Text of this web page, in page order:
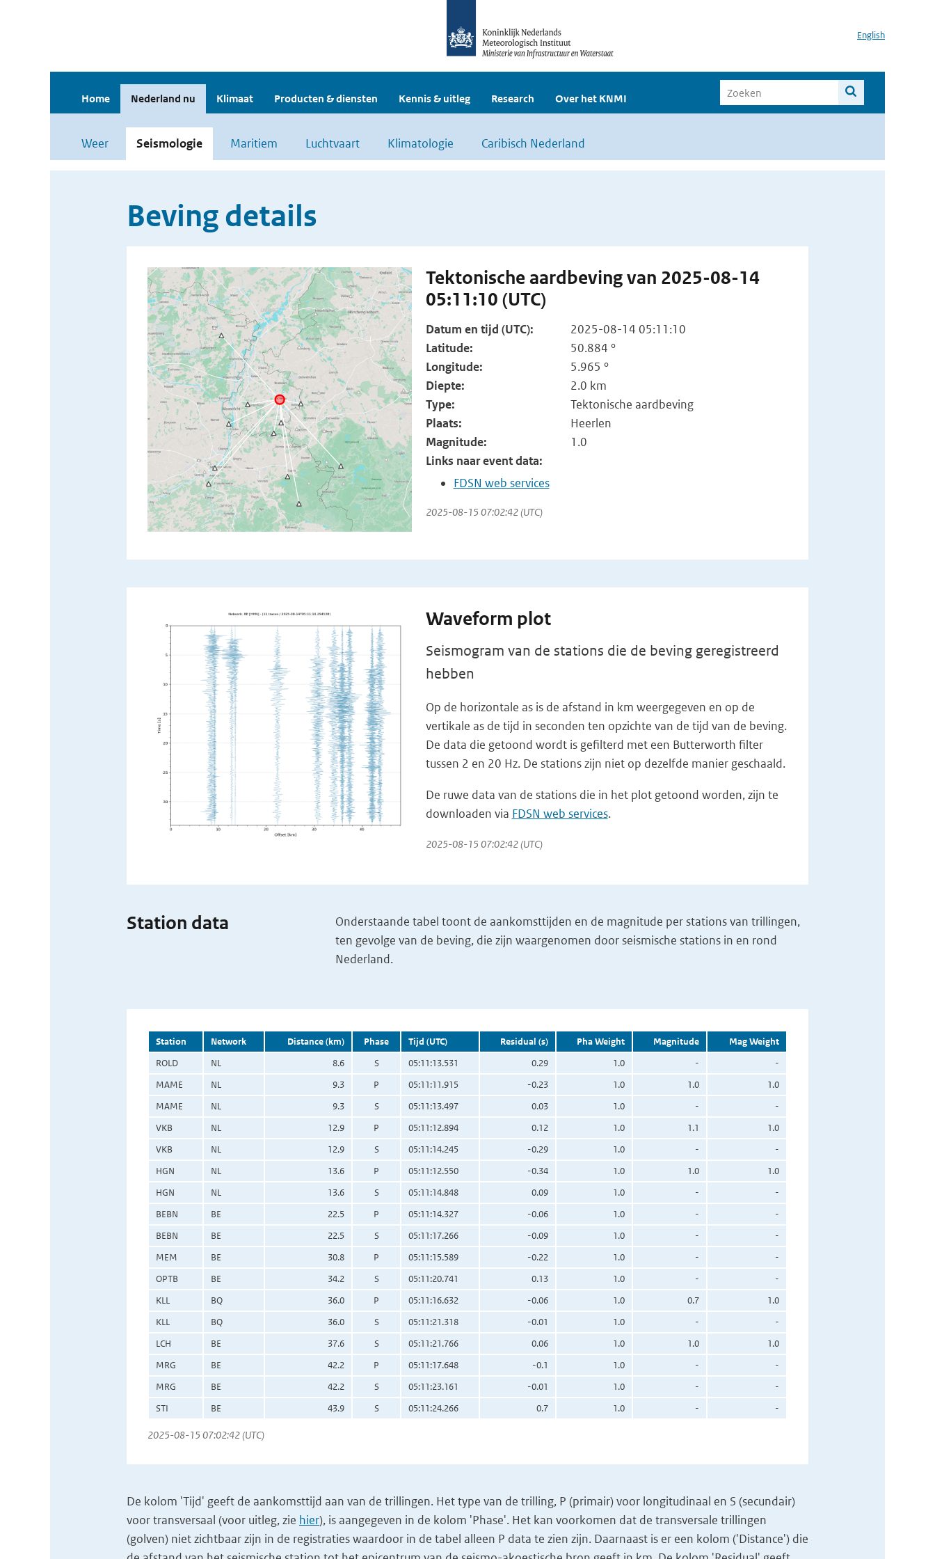
English
Home Nederland nu Klimaat Producten & diensten Kennis & uitleg Research Over het KNMI
Weer Seismologie Maritiem Luchtvaart Klimatologie Caribisch Nederland
Beving details
Tektonische aardbeving van 2025-08-14
05:11:10 (UTC)
Datum en tijd (UTC):
2025-08-14 05:11:10
Latitude:
50.884 °
Longitude:
5.965 °
Diepte:
2.0 km
Type:
Tektonische aardbeving
Plaats:
Heerlen
Magnitude:
1.0
Links naar event data:
FDSN web services
2025-08-15 07:02:42 (UTC)
Waveform plot
Seismogram van de stations die de beving geregistreerd
hebben
Op de horizontale as is de afstand in km weergegeven en op de
vertikale as de tijd in seconden ten opzichte van de tijd van de beving.
De data die getoond wordt is gefilterd met een Butterworth filter
tussen 2 en 20 Hz. De stations zijn niet op dezelfde manier geschaald.
De ruwe data van de stations die in het plot getoond worden, zijn te
downloaden via FDSN web services.
2025-08-15 07:02:42 (UTC)
Station data
Onderstaande tabel toont de aankomsttijden en de magnitude per stations van trillingen,
ten gevolge van de beving, die zijn waargenomen door seismische stations in en rond
Nederland.
Station Network Distance (km) Phase Tijd (UTC) Residual (s) Pha Weight Magnitude
Mag Weight
ROLD
NL 8.6 S 05:11:13.531 0.29 1.0 -
-
MAME
NL 9.3 P 05:11:11.915 -0.23 1.0 1.0
1.0
MAME
NL 9.3 S 05:11:13.497 0.03 1.0 -
-
VKB
NL 12.9 P 05:11:12.894 0.12 1.0 1.1
1.0
VKB
NL 12.9 S 05:11:14.245 -0.29 1.0 -
-
HGN
NL 13.6 P 05:11:12.550 -0.34 1.0 1.0
1.0
HGN
NL 13.6 S 05:11:14.848 0.09 1.0 -
-
BEBN
BE 22.5 P 05:11:14.327 -0.06 1.0 -
-
BEBN
BE 22.5 S 05:11:17.266 -0.09 1.0 -
-
MEM
BE 30.8 P 05:11:15.589 -0.22 1.0 -
-
OPTB
BE 34.2 S 05:11:20.741 0.13 1.0 -
-
KLL
BQ 36.0 P 05:11:16.632 -0.06 1.0 0.7
1.0
KLL
BQ 36.0 S 05:11:21.318 -0.01 1.0 -
-
LCH
BE 37.6 S 05:11:21.766 0.06 1.0 1.0
1.0
MRG
BE 42.2 P 05:11:17.648 -0.1 1.0 -
-
MRG
BE 42.2 S 05:11:23.161 -0.01 1.0 -
-
STI
BE 43.9 S 05:11:24.266 0.7 1.0 - -
2025-08-15 07:02:42 (UTC)
De kolom 'Tijd' geeft de aankomsttijd aan van de trillingen. Het type van de trilling, P (primair) voor longitudinaal en S (secundair)
voor transversaal (voor uitleg, zie hier), is aangegeven in de kolom 'Phase'. Het kan voorkomen dat de transversale trillingen
(golven) niet zichtbaar zijn in de registraties waardoor in de tabel alleen P data te zien zijn. Daarnaast is er een kolom ('Distance') die